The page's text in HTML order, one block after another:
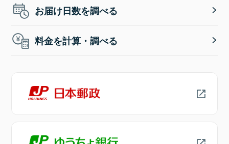
お届け日数を調べる
料金を計算・調べる